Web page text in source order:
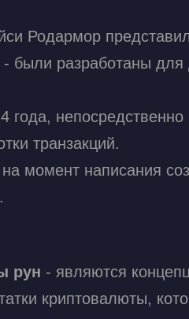
Родармор
были разработаны
непосредственно
транзакций.
на момент написания
рун - являются
криптовалюты,